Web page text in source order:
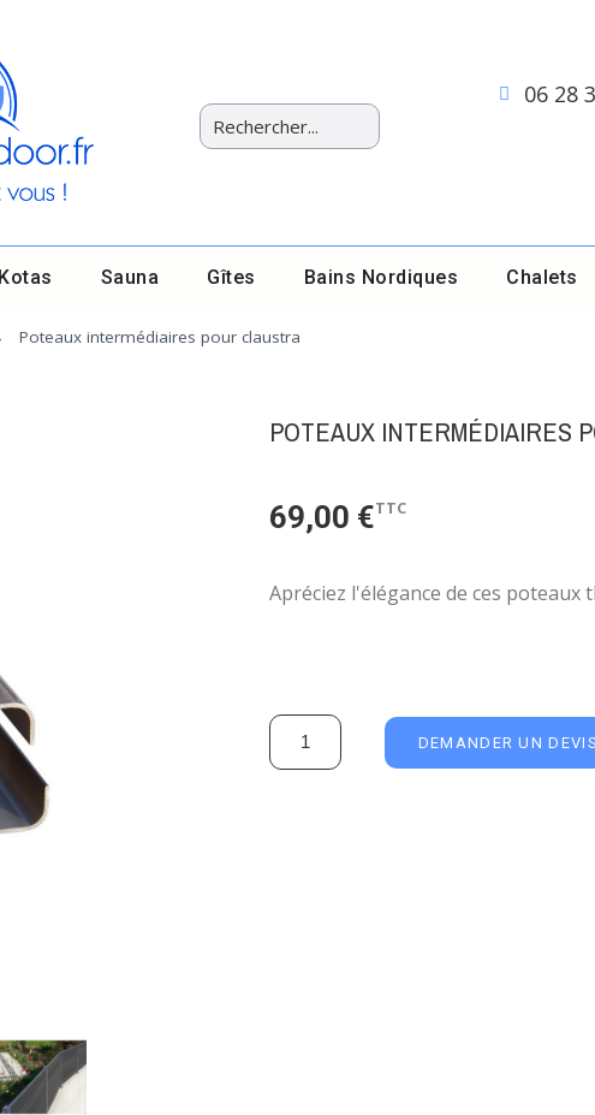
06 28
Kotas Sauna Gîtes Bains Nordiques Chalets
Poteaux intermédiaires pour claustra
POTEAUX INTERMÉDIAIRES
69,00 €TTC
Apréciez l'élégance de ces poteaux
DEMANDER UN DEVIS